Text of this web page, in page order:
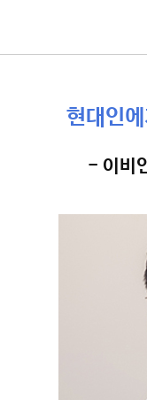
현대인
- 이비